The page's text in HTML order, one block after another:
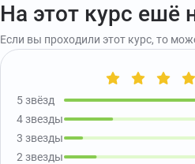
На этот курс ешё
Если вы проходили этот курс, то
5 звёзд
4 звезды
3 звезды
2 звезды